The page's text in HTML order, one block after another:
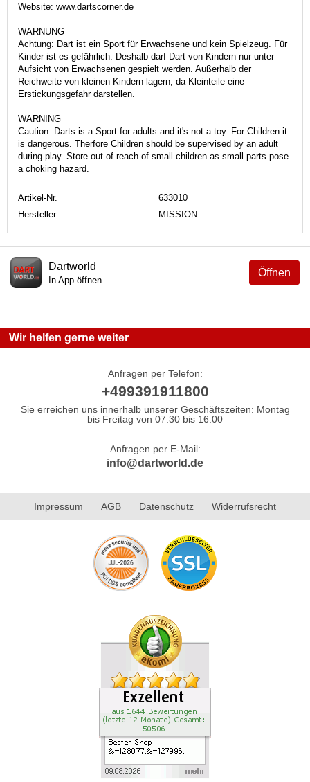
Website: www.dartscorner.de
WARNUNG
Achtung: Dart ist ein Sport für Erwachsene und kein Spielzeug. Für
Kinder ist es gefährlich. Deshalb darf Dart von Kindern nur unter
Aufsicht von Erwachsenen gespielt werden. Außerhalb der
Reichweite von kleinen Kindern lagern, da Kleinteile eine
Erstickungsgefahr darstellen.
WARNING
Caution: Darts is a Sport for adults and it's not a toy. For Children it
is dangerous. Therfore Children should be supervised by an adult
during play. Store out of reach of small children as small parts pose
a choking hazard.
Artikel-Nr.
633010
Hersteller
MISSION
Öffnen
Dartworld
In App öffnen
Wir helfen gerne weiter
Anfragen per Telefon:
+499391911800
Sie erreichen uns innerhalb unserer Geschäftszeiten: Montag
bis Freitag von 07.30 bis 16.00
Anfragen per E-Mail:
info@dartworld.de
Impressum AGB Datenschutz Widerrufsrecht